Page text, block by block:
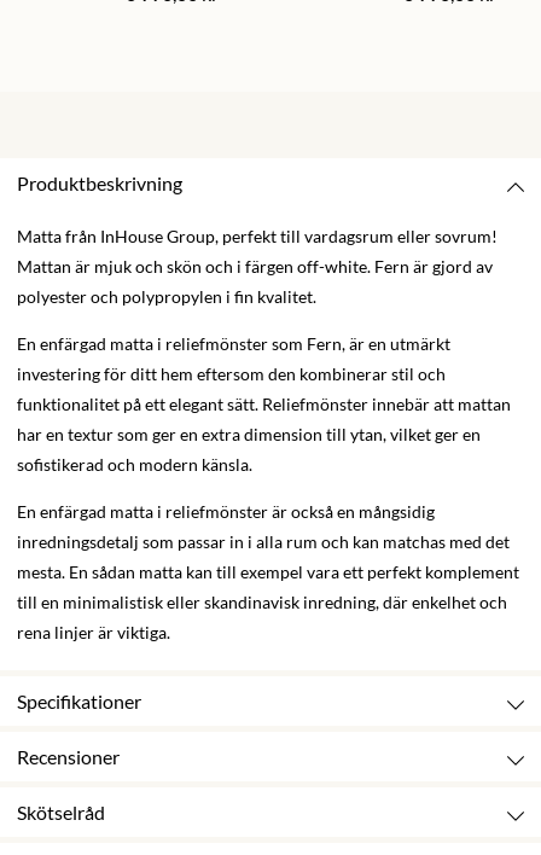
Produktbeskrivning
Matta från InHouse Group, perfekt till vardagsrum eller sovrum!
Mattan är mjuk och skön och i färgen off-white. Fern är gjord av
polyester och polypropylen i fin kvalitet.
En enfärgad matta i reliefmönster som Fern, är en utmärkt
investering för ditt hem eftersom den kombinerar stil och
funktionalitet på ett elegant sätt. Reliefmönster innebär att mattan
har en textur som ger en extra dimension till ytan, vilket ger en
sofistikerad och modern känsla.
En enfärgad matta i reliefmönster är också en mångsidig
inredningsdetalj som passar in i alla rum och kan matchas med det
mesta. En sådan matta kan till exempel vara ett perfekt komplement
till en minimalistisk eller skandinavisk inredning, där enkelhet och
rena linjer är viktiga.
Specifikationer
Recensioner
Skötselråd